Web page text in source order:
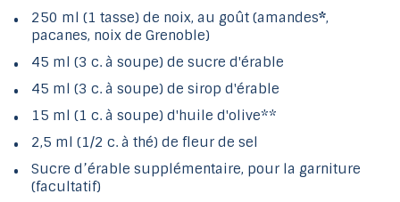
250 ml (1 tasse) de noix, au goût (amandes*,
pacanes, noix de Grenoble)
45 ml (3 c. à soupe) de sucre d'érable
45 ml (3 c. à soupe) de sirop d'érable
15 ml (1 c. à soupe) d'huile d'olive**
2,5 ml (1/2 c. à thé) de fleur de sel
Sucre d’érable supplémentaire, pour la garniture
(facultatif)